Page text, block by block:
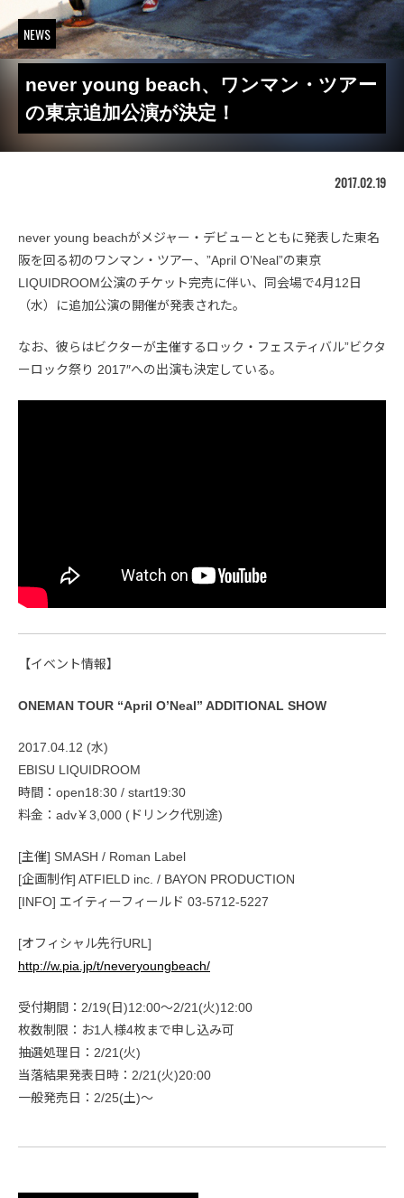
NEWS
never young beach、ワンマン・ツアー
の東京追加公演が決定！
2017.02.19
never young beachがメジャー・デビューとともに発表した東名
阪を回る初のワンマン・ツアー、”April O’Neal”の東京
LIQUIDROOM公演のチケット完売に伴い、同会場で4月12日
（水）に追加公演の開催が発表された。
なお、彼らはビクターが主催するロック・フェスティバル”ビクタ
ーロック祭り 2017″への出演も決定している。
【イベント情報】
ONEMAN TOUR “April O’Neal” ADDITIONAL SHOW
2017.04.12 (水)
EBISU LIQUIDROOM
時間：open18:30 / start19:30
料金：adv￥3,000 (ドリンク代別途)
[主催] SMASH / Roman Label
[企画制作] ATFIELD inc. / BAYON PRODUCTION
[INFO] エイティーフィールド 03-5712-5227
[オフィシャル先行URL]
http://w.pia.jp/t/neveryoungbeach/
受付期間：2/19(日)12:00～2/21(火)12:00
枚数制限：お1人様4枚まで申し込み可
抽選処理日：2/21(火)
当落結果発表日時：2/21(火)20:00
一般発売日：2/25(土)〜